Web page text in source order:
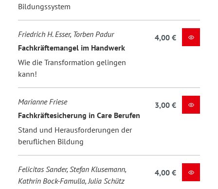
Bildungssystem
Friedrich H. Esser, Torben Padur
Fachkräftemangel im Handwerk
Wie die Transformation gelingen
kann!
4,00 €
Marianne Friese
Fachkräftesicherung in Care Berufen
Stand und Herausforderungen der
beruflichen Bildung
3,00 €
Felicitas Sander, Stefan Klusemann,
Kathrin Bock-Famulla, Julia Schütz
4,00 €